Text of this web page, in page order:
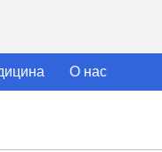
О нас